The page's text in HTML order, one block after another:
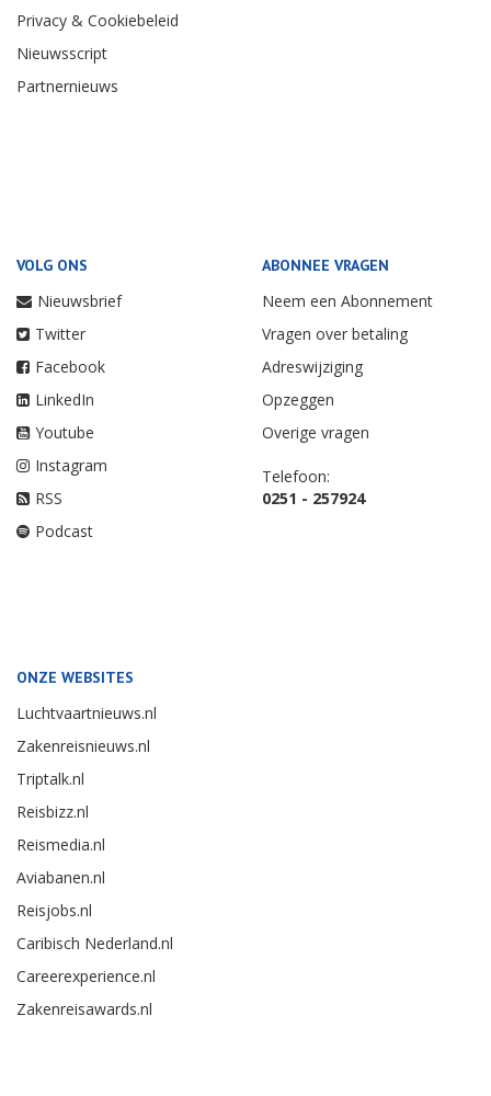
Privacy & Cookiebeleid
Nieuwsscript
Partnernieuws
VOLG ONS
Nieuwsbrief
Twitter
Facebook
LinkedIn
Youtube
Instagram
RSS
Podcast
ABONNEE VRAGEN
Neem een Abonnement
Vragen over betaling
Adreswijziging
Opzeggen
Overige vragen
Telefoon:
0251 - 257924
ONZE WEBSITES
Luchtvaartnieuws.nl
Zakenreisnieuws.nl
Triptalk.nl
Reisbizz.nl
Reismedia.nl
Aviabanen.nl
Reisjobs.nl
Caribisch Nederland.nl
Careerexperience.nl
Zakenreisawards.nl